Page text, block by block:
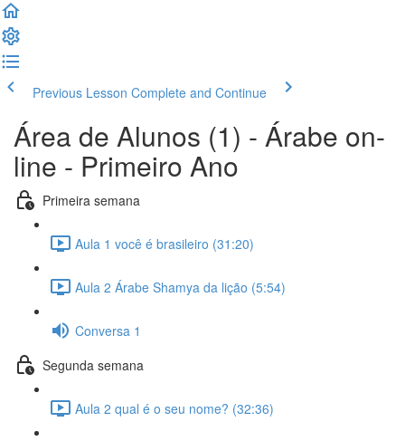
Previous Lesson Complete and Continue
Área de Alunos (1) - Árabe on-
line - Primeiro Ano
Primeira semana
Aula 1 você é brasileiro (31:20)
Aula 2 Árabe Shamya da lição (5:54)
Conversa 1
Segunda semana
Aula 2 qual é o seu nome? (32:36)